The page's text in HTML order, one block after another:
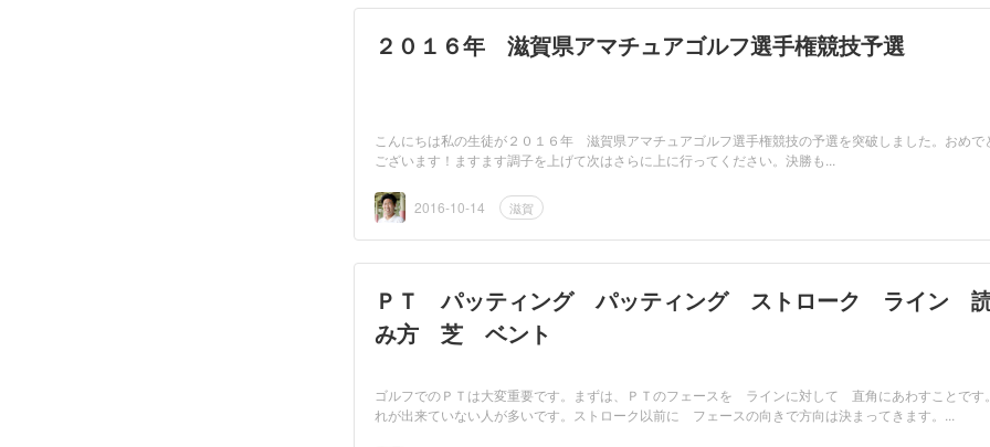
２０１６年 滋賀県アマチュアゴルフ選手権競技予選
こんにちは私の生徒が２０１６年 滋賀県アマチュアゴルフ選手権競技の予選を突破しました。おめで
ございます！ますます調子を上げて次はさらに上に行ってください。決勝も...
2016-10-14 滋賀
ＰＴ パッティング パッティング ストローク ライン
み方 芝 ベント
ゴルフでのＰＴは大変重要です。まずは、ＰＴのフェースを ラインに対して 直角にあわすことです
れが出来ていない人が多いです。ストローク以前に フェースの向きで方向は決まってきます。...